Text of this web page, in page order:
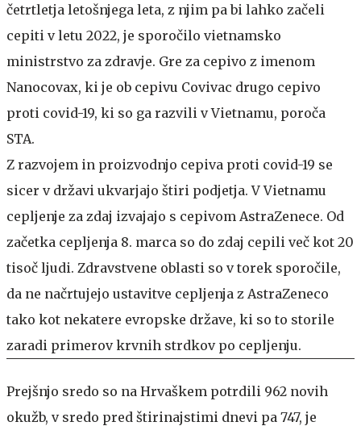
četrtletja letošnjega leta, z njim pa bi lahko začeli
cepiti v letu 2022, je sporočilo vietnamsko
ministrstvo za zdravje. Gre za cepivo z imenom
Nanocovax, ki je ob cepivu Covivac drugo cepivo
proti covid-19, ki so ga razvili v Vietnamu, poroča
STA.
Z razvojem in proizvodnjo cepiva proti covid-19 se
sicer v državi ukvarjajo štiri podjetja. V Vietnamu
cepljenje za zdaj izvajajo s cepivom AstraZenece. Od
začetka cepljenja 8. marca so do zdaj cepili več kot 20
tisoč ljudi. Zdravstvene oblasti so v torek sporočile,
da ne načrtujejo ustavitve cepljenja z AstraZeneco
tako kot nekatere evropske države, ki so to storile
zaradi primerov krvnih strdkov po cepljenju.
Prejšnjo sredo so na Hrvaškem potrdili 962 novih
okužb, v sredo pred štirinajstimi dnevi pa 747, je